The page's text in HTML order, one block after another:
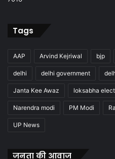
Tags
AAP Arvind Kejriwal bjp
delhi delhi government
Janta Kee Awaz loksabha
Narendra modi PM Modi
UP News
जनता की आवाज